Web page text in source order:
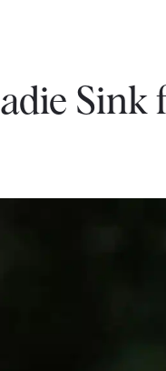
Sink